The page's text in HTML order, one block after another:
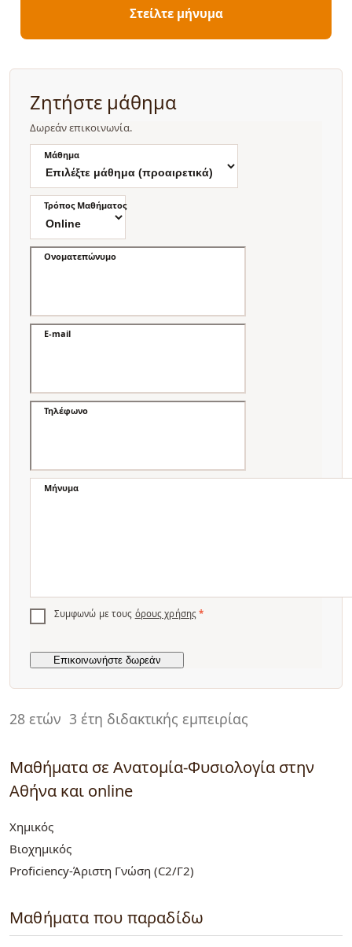
28 ετών 3 έτη διδακτικής εμπειρίας
Μαθήματα σε Ανατομία-Φυσιολογία στην
Αθήνα και online
Χημικός
Βιοχημικός
Proficiency-Άριστη Γνώση (C2/Γ2)
Μαθήματα που παραδίδω
Στείλτε μήνυμα
Ζητήστε μάθημα
Δωρεάν επικοινωνία.
Μάθημα
Τρόπος Μαθήματος
Ονοματεπώνυμο
E-mail
Τηλέφωνο
Μήνυμα
Συμφωνώ με τους όρους χρήσης *